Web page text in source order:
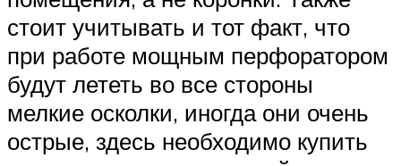
стоит учитывать и тот факт, что
при работе мощным перфоратором
будут лететь во все стороны
мелкие осколки, иногда они очень
острые, здесь необходимо купить